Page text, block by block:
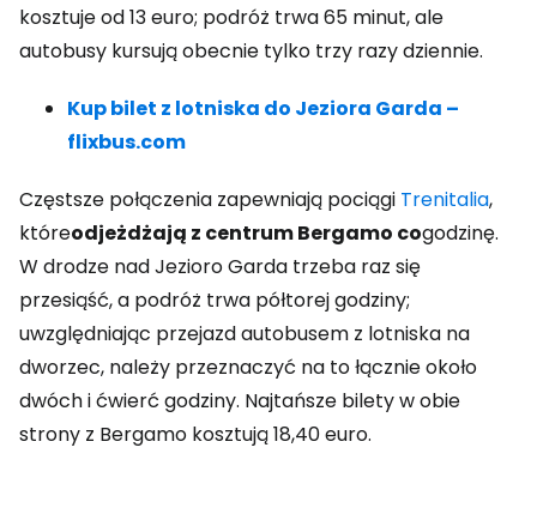
kosztuje od 13 euro; podróż trwa 65 minut, ale
autobusy kursują obecnie tylko trzy razy dziennie.
Kup bilet z lotniska do Jeziora Garda –
flixbus.com
Częstsze połączenia zapewniają pociągi Trenitalia,
któreodjeżdżają z centrum Bergamo cogodzinę.
W drodze nad Jezioro Garda trzeba raz się
przesiąść, a podróż trwa półtorej godziny;
uwzględniając przejazd autobusem z lotniska na
dworzec, należy przeznaczyć na to łącznie około
dwóch i ćwierć godziny. Najtańsze bilety w obie
strony z Bergamo kosztują 18,40 euro.